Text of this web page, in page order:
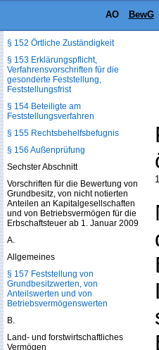
AO BewG
Gesonderte Feststellungen
§ 152 Örtliche Zuständigkeit
§ 153 Erklärungspflicht,
Verfahrensvorschriften für die
gesonderte Feststellung,
Feststellungsfrist
§ 154 Beteiligte am
Feststellungsverfahren
§ 155 Rechtsbehelfsbefugnis
§ 156 Außenprüfung
Sechster Abschnitt
Vorschriften für die Bewertung von
Grundbesitz, von nicht notierten
Anteilen an Kapitalgesellschaften
und von Betriebsvermögen für die
Erbschaftsteuer ab 1. Januar 2009
A.
Allgemeines
§ 157 Feststellung von
Grundbesitzwerten, von
Anteilswerten und von
Betriebsvermögenswerten
B.
Land- und forstwirtschaftliches
Vermögen